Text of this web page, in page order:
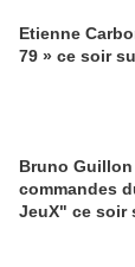
Etienne
79 » ce soir
Bruno
commandes
JeuX" ce soir